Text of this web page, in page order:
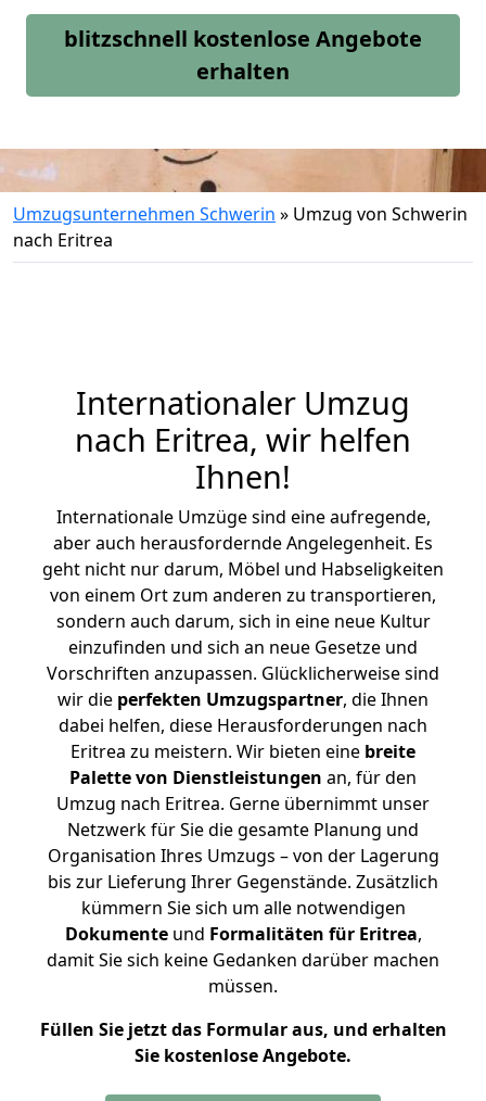
blitzschnell kostenlose Angebote
erhalten
Umzugsunternehmen Schwerin » Umzug von Schwerin
nach Eritrea
Internationaler Umzug
nach Eritrea, wir helfen
Ihnen!
Internationale Umzüge sind eine aufregende,
aber auch herausfordernde Angelegenheit. Es
geht nicht nur darum, Möbel und Habseligkeiten
von einem Ort zum anderen zu transportieren,
sondern auch darum, sich in eine neue Kultur
einzufinden und sich an neue Gesetze und
Vorschriften anzupassen. Glücklicherweise sind
wir die perfekten Umzugspartner, die Ihnen
dabei helfen, diese Herausforderungen nach
Eritrea zu meistern. Wir bieten eine breite
Palette von Dienstleistungen an, für den
Umzug nach Eritrea. Gerne übernimmt unser
Netzwerk für Sie die gesamte Planung und
Organisation Ihres Umzugs – von der Lagerung
bis zur Lieferung Ihrer Gegenstände. Zusätzlich
kümmern Sie sich um alle notwendigen
Dokumenteund Formalitäten für Eritrea,
damit Sie sich keine Gedanken darüber machen
müssen.
Füllen Sie jetzt das Formular aus, und erhalten
Sie kostenlose Angebote.